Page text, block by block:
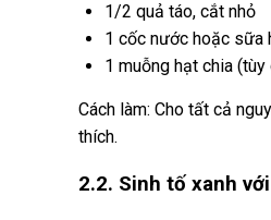
1/2 quả táo, cắt nhỏ
1 cốc nước hoặc sữa
1 muỗng hạt chia (tùy
Cách làm: Cho tất cả
thích.
2.2. Sinh tố xanh